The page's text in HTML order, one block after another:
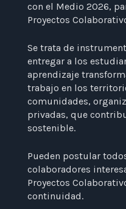
con el Medio 2026,
Proyectos
Se trata de
entregar a los
aprendizaje
trabajo en los
comunidades,
privadas, que
sostenible.
Pueden postular
colaboradores
Proyectos
continuidad.